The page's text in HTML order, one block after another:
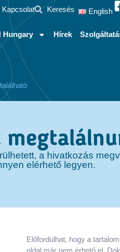
Kapcsolat Keresés English
Hungary Hírek
a hivatkozás
elérhető legyen.
Előfordulhat, hogy a